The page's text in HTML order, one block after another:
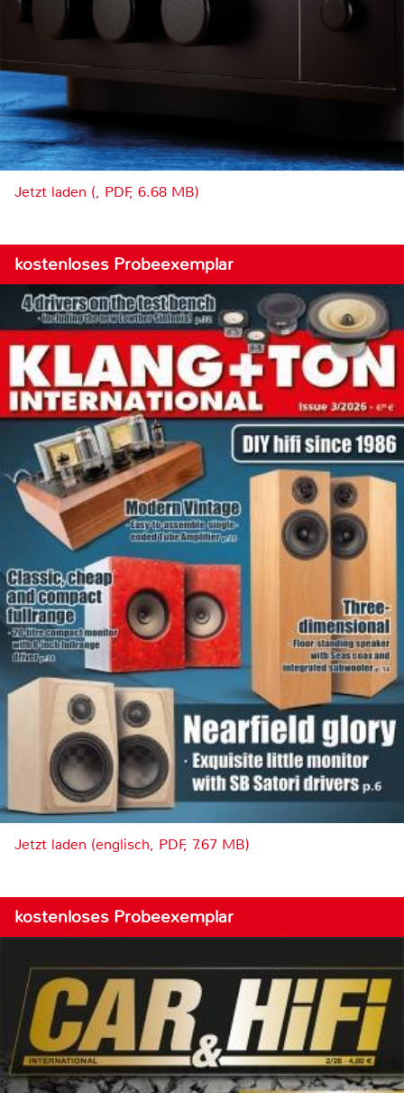
Jetzt laden (, PDF, 6.68 MB)
kostenloses Probeexemplar
Jetzt laden (englisch, PDF, 7.67 MB)
kostenloses Probeexemplar